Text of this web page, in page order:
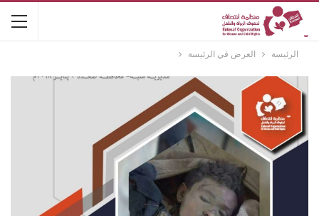
الرئيسة العرض في الرئيسة